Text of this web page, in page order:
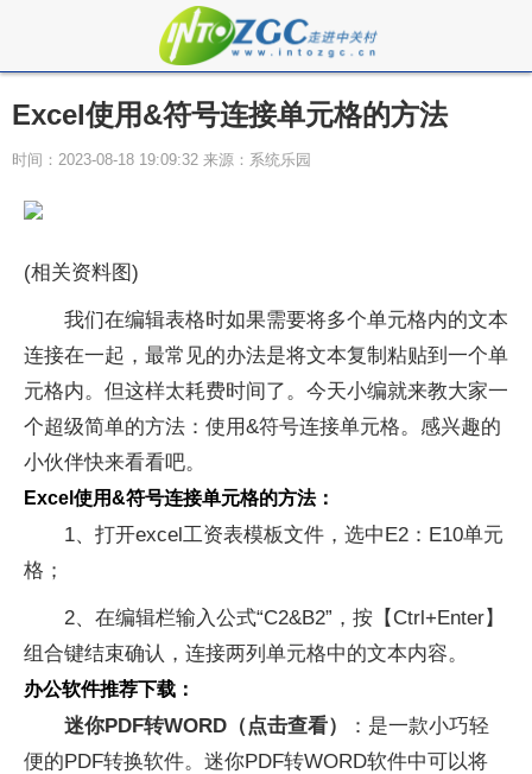
Excel使用&符号连接单元格的方法
时间：2023-08-18 19:09:32 来源：系统乐园
(相关资料图)
我们在编辑表格时如果需要将多个单元格内的文本
连接在一起，最常见的办法是将文本复制粘贴到一个单
元格内。但这样太耗费时间了。今天小编就来教大家一
个超级简单的方法：使用&符号连接单元格。感兴趣的
小伙伴快来看看吧。
Excel使用&符号连接单元格的方法：
1、打开excel工资表模板文件，选中E2：E10单元
格；
2、在编辑栏输入公式“C2&B2”，按【Ctrl+Enter】
组合键结束确认，连接两列单元格中的文本内容。
办公软件推荐下载：
迷你PDF转WORD（点击查看）
：是一款小巧轻
便的PDF转换软件。迷你PDF转WORD软件中可以将